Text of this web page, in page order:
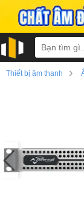
Thiết bị âm thanh ›